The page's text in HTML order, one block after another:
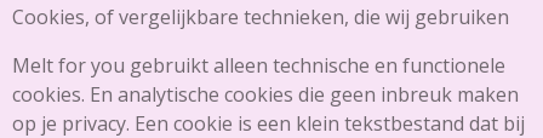
Cookies, of vergelijkbare technieken, die wij gebruiken
Melt for you gebruikt alleen technische en functionele
cookies. En analytische cookies die geen inbreuk maken
op je privacy. Een cookie is een klein tekstbestand dat bij